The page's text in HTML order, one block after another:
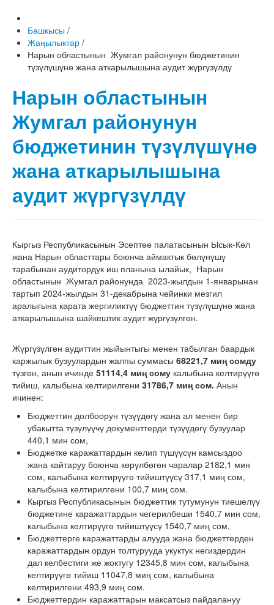
Башкысы /
Жаңылыктар /
Нарын областынын Жумгал районунун бюджетинин
түзүлүшүнө жана аткарылышына аудит жүргүзүлдү
Нарын областынын
Жумгал районунун
бюджетинин түзүлүшүнө
жана аткарылышына
аудит жүргүзүлдү
Кыргыз Республикасынын Эсептөө палатасынын Ысык-Көл
жана Нарын областтары боюнча аймактык бөлүнүшү
тарабынан аудитордук иш планына ылайык, Нарын
областынын Жумгал районунда 2023-жылдын 1-январынан
тартып 2024-жылдын 31-декабрына чейинки мезгил
аралыгына карата жергиликтүү бюджеттин түзүлүшүнө жана
аткарылышына шайкештик аудит жүргүзүлгөн.
Жүргүзүлгөн аудиттин жыйынтыгы менен табылган баардык
каржылык бузуулардын жалпы суммасы 68221,7 миң сомду
түзгөн, анын ичинде 51114,4 миң сому калыбына келтирүүгө
тийиш, калыбына келтирилгени 31786,7 миң сом. Анын
ичинен:
Бюджеттин долбоорун түзүүдөгү жана ал менен бир
убакытта түзүлүүчү документтерди түзүүдөгү бузуулар
440,1 мин сом,
Бюджетке каражаттардын келип түшүүсүн камсыздоо
жана кайтаруу боюнча көрүлбөгөн чаралар 2182,1 мин
сом, калыбына келтирүүгө тийиштүүсү 317,1 миң сом,
калыбына келтирилгени 100,7 миң сом.
Кыргыз Республикасынын бюджеттик тутумунун тиешелүү
бюджетине каражаттардын чегерилбеши 1540,7 мин сом,
калыбына келтирүүгө тийиштүүсү 1540,7 миң сом,
Бюджеттерге каражаттарды алууда жана бюджеттерден
каражаттардын ордун толтурууда укуктук негиздердин
дал келбестиги же жоктугу 12345,8 мин сом, калыбына
келтирүүгө тийиш 11047,8 миң сом, калыбына
келтирилгени 493,9 миң сом.
Бюджеттердин каражаттарын максатсыз пайдалануу